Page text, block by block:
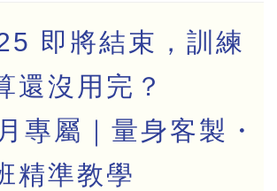
即將結束，訓練
還沒用完？
專屬｜量身客製・
精準教學